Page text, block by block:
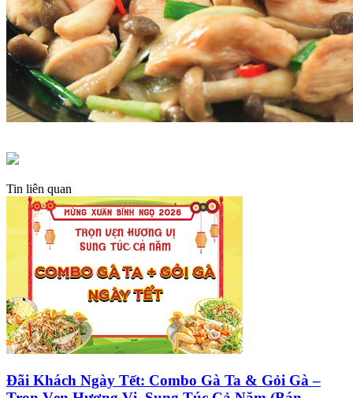
Tin liên quan
Đãi Khách Ngày Tết: Combo Gà Ta & Gỏi Gà –